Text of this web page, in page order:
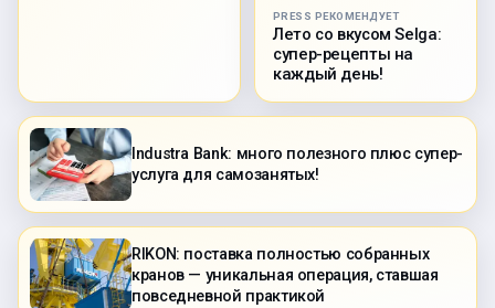
PRESS РЕКОМЕНДУЕТ
Лето со вкусом Selga:
супер-рецепты на
каждый день!
Industra Bank: много полезного плюс супер-
услуга для самозанятых!
RIKON: поставка полностью собранных
кранов — уникальная операция, ставшая
повседневной практикой